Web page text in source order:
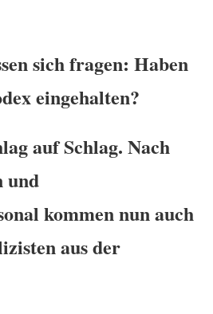
sich fragen: Haben
eingehalten?
auf Schlag. Nach
und
kommen nun auch
aus der